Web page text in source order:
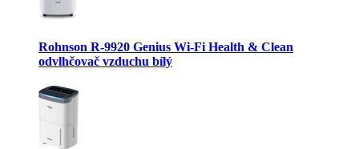
Rohnson R-9920 Genius Wi-Fi Health & Clean
odvlhčovač vzduchu bílý